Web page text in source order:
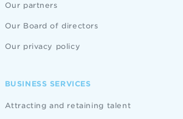
Our partners
Our Board of directors
Our privacy policy
BUSINESS SERVICES
Attracting and retaining talent